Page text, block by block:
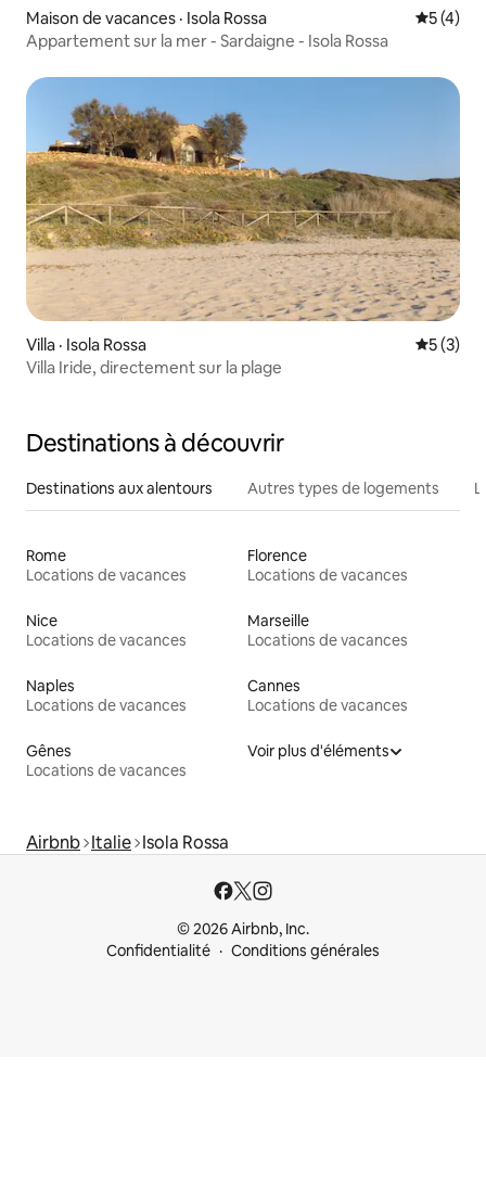
Maison de vacances · Isola Rossa Note
5 (4)
Appartement sur la mer - Sardaigne - Isola Rossa
Villa · Isola Rossa Note
5 (3)
Villa Iride, directement sur la plage
Destinations à découvrir
Destinations aux alentours Autres types de logements
Rome
Locations de vacances
Florence
Locations de vacances
Nice
Locations de vacances
Marseille
Locations de vacances
Naples
Locations de vacances
Cannes
Locations de vacances
Gênes
Locations de vacances
Voir plus d'éléments
Airbnb Italie Isola Rossa
© 2026 Airbnb, Inc.
Confidentialité
Conditions générales